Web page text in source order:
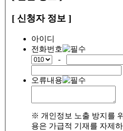
[ 신청자 정보 ]
아이디
전화번호
-
오류내용
※ 개인정보 노출 방지를
용은 가급적 기재를 자제